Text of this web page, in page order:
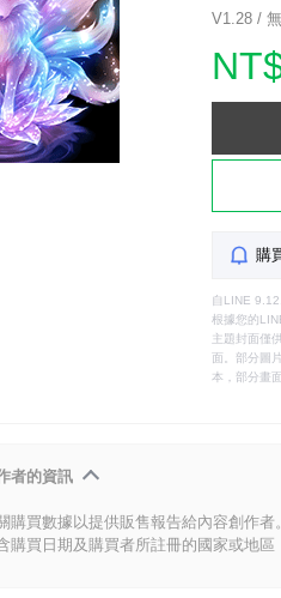
V1.28 /
購
自LINE
根據您的
主題封面僅
面。部分圖
本，部分畫
者的資訊
購買數據以提供販售報告給內容創作者。
購買日期及購買者所註冊的國家或地區